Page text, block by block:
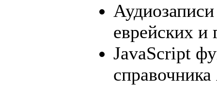
еврейских и
JavaScript